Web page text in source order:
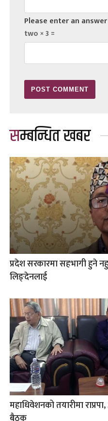
Please enter an
two × 3 =
सम्बन्धित खबर
प्रदेश सरकारमा सहभागी हुने
लिङ्देनलाई
महाधिवेशनको तयारीमा